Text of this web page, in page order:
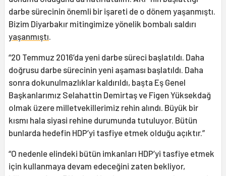
darbe sürecinin önemli bir işareti de o dönem yaşanmıştı.
Bizim Diyarbakır mitingimize yönelik bombalı saldırı
yaşanmıştı.
“20 Temmuz 2016’da yeni darbe süreci başlatıldı. Daha
doğrusu darbe sürecinin yeni aşaması başlatıldı. Daha
sonra dokunulmazlıklar kaldırıldı, başta Eş Genel
Başkanlarımız Selahattin Demirtaş ve Figen Yüksekdağ
olmak üzere milletvekillerimiz rehin alındı. Büyük bir
kısmı hala siyasi rehine durumunda tutuluyor. Bütün
bunlarda hedefin HDP’yi tasfiye etmek olduğu açıktır.”
“O nedenle elindeki bütün imkanları HDP’yi tasfiye etmek
için kullanmaya devam edeceğini zaten bekliyor,